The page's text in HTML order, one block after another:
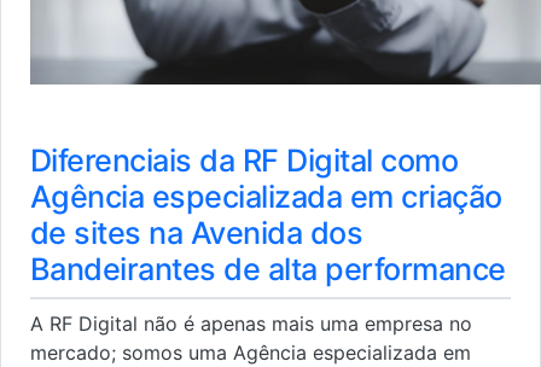
Diferenciais da RF Digital como
Agência especializada em criação
de sites na Avenida dos
Bandeirantes de alta performance
A RF Digital não é apenas mais uma empresa no
mercado; somos uma Agência especializada em